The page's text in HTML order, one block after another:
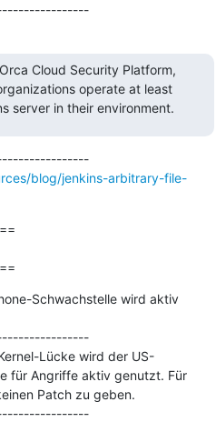
Cloud Security Platform,
operate at least
server in their environment.
---------------------------------------------
blog/jenkins-arbitrary-file-
Schwachstelle wird aktiv
Lücke wird der US-
für Angriffe aktiv genutzt. Für
Patch zu geben.
---------------------------------------------